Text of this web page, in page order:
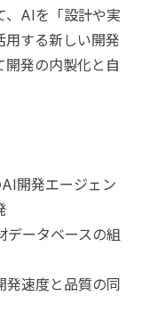
、AIを「設計や実
用する新しい開発
開発の内製化と自
開発エージェン
データベースの組
発速度と品質の同